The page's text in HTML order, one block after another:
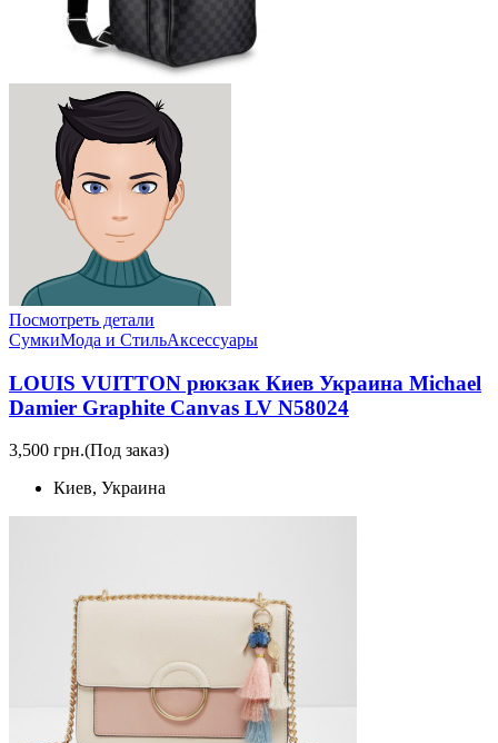
Посмотреть детали
СумкиМода и СтильАксессуары
LOUIS VUITTON рюкзак Киев Украина Michael
Damier Graphite Canvas LV N58024
3,500 грн.(Под заказ)
Киев, Украина